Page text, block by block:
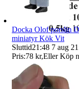
Docka Olof porslin
miniatyr Kök Vit
Sluttid21:48 7 aug
Pris:78 kr,Eller Köp